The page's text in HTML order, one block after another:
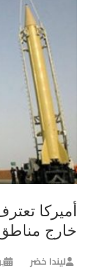
خارج
ليندا خضر